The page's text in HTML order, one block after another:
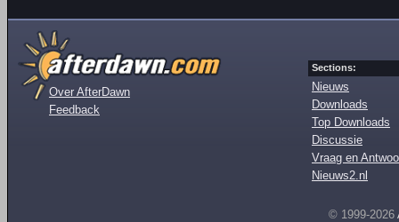
Over AfterDawn
Feedback
Sections:
Nieuws
Downloads
Top Downloads
Discussie
Vraag en
Nieuws2.nl
© 1999-2026